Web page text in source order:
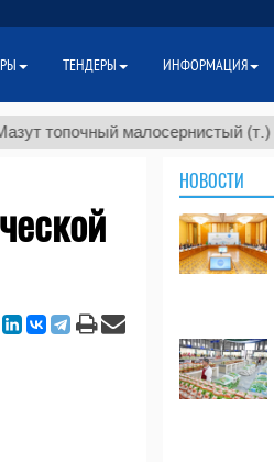
малосернистый (т.) $300
НОВОСТИ
ТЕНДЕРЫ ИНФОРМАЦИЯ